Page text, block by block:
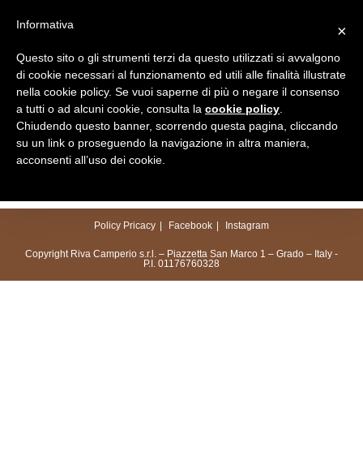
Menu
Policy Pricacy Facebook Instagram
Copyright Riva Camperio s.r.l. – Piazzetta San Marco 1 – Grado – Italy -
P.I. 01176760328
×
Informativa
Questo sito o gli strumenti terzi da questo utilizzati si avvalgono
di cookie necessari al funzionamento ed utili alle finalità illustrate
nella cookie policy. Se vuoi saperne di più o negare il consenso
a tutti o ad alcuni cookie, consulta la cookie policy
Chiudendo questo banner, scorrendo questa pagina, cliccando
su un link o proseguendo la navigazione in altra maniera,
acconsenti all’uso dei cookie.